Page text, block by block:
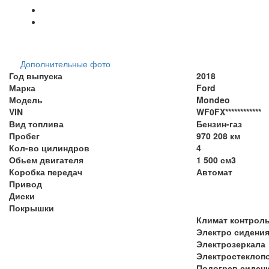
Дополнительные фото
Год выпуска
2018
Марка
Ford
Модель
Mondeo
VIN
WF0FX************
Вид топлива
Бензин-газ
Пробег
970 208 км
Кол-во цилиндров
4
Обьем двигателя
1 500 см3
Коробка передач
Автомат
Привод
Диски
Покрышки
Климат контроль
Электро сидения
Электрозеркала